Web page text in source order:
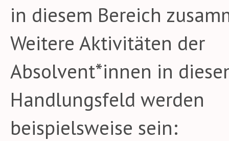
in diesem Bereich
Weitere Aktivitäten der
Absolvent*innen in
Handlungsfeld werden
beispielsweise sein: